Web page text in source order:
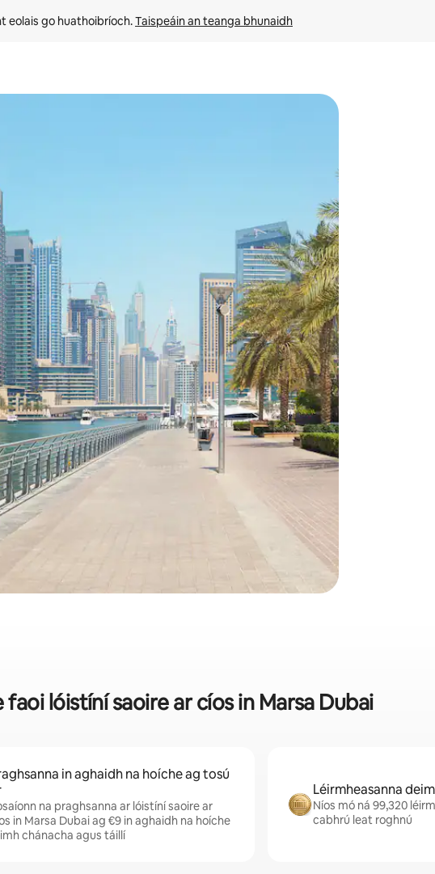
eolais go huathoibríoch. Taispeáin an teanga bhunaidh
suas agus síos nó déan iniúchadh trí thadhall nó svaidhpeáil.
lóistíní saoire ar cíos in Marsa Dubai
in aghaidh na hoíche ag tosú
na praghsanna ar lóistíní saoire ar
in Marsa Dubai ag €9 in aghaidh na hoíche
chánacha agus táillí
Léirmheasanna
Níos mó ná 99,320
cabhrú leat roghnú